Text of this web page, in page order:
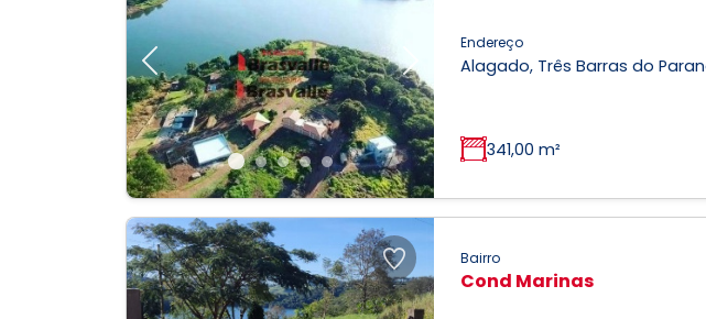
Previous Next
Endereço
Alagado, Três Barras do
341,00 m²
Bairro
Cond Marinas